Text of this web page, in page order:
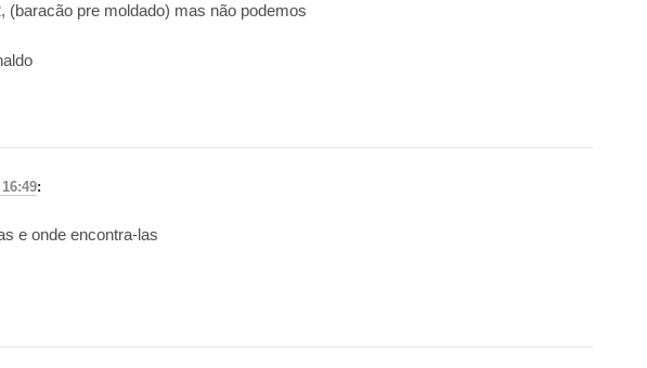
(baracão pre moldado) mas não podemos
:
e onde encontra-las